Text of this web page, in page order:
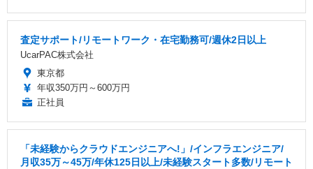
査定サポート/リモートワーク・在宅勤務可/週休2日以上
UcarPAC株式会社
東京都
年収350万円～600万円
正社員
「未経験からクラウドエンジニアへ!」/インフラエンジニア/
月収35万～45万/年休125日以上/未経験スタート多数/リモート